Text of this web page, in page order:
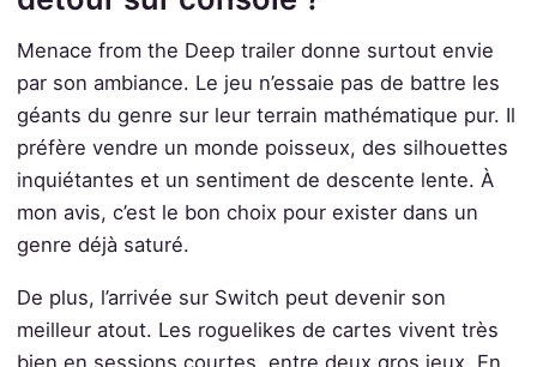
Menace from the Deep trailer donne surtout envie
par son ambiance. Le jeu n’essaie pas de battre les
géants du genre sur leur terrain mathématique pur. Il
préfère vendre un monde poisseux, des silhouettes
inquiétantes et un sentiment de descente lente. À
mon avis, c’est le bon choix pour exister dans un
genre déjà saturé.
De plus, l’arrivée sur Switch peut devenir son
meilleur atout. Les roguelikes de cartes vivent très
bien en sessions courtes, entre deux gros jeux. En